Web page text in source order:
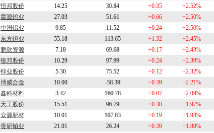
恒邦股份 14.25 30.84 +0.35 +2.52%
章源钨业 27.03 51.61 +0.66 +2.50%
中国铝业 9.85 11.52 +0.24 +2.50%
东方钽业 55.18 113.65 +1.32 +2.45%
鹏欣资源 7.18 69.68 +0.17 +2.43%
银邦股份 10.29 97.99 +0.24 +2.39%
锌业股份 5.30 75.52 +0.12 +2.32%
博威合金 18.00 -58.39 +0.39 +2.21%
鑫科材料 3.42 160.78 +0.07 +2.09%
天工股份 15.51 96.79 +0.30 +1.97%
众源新材 10.01 107.83 +0.19 +1.93%
贵研铂业 21.01 26.24 +0.39 +1.89%